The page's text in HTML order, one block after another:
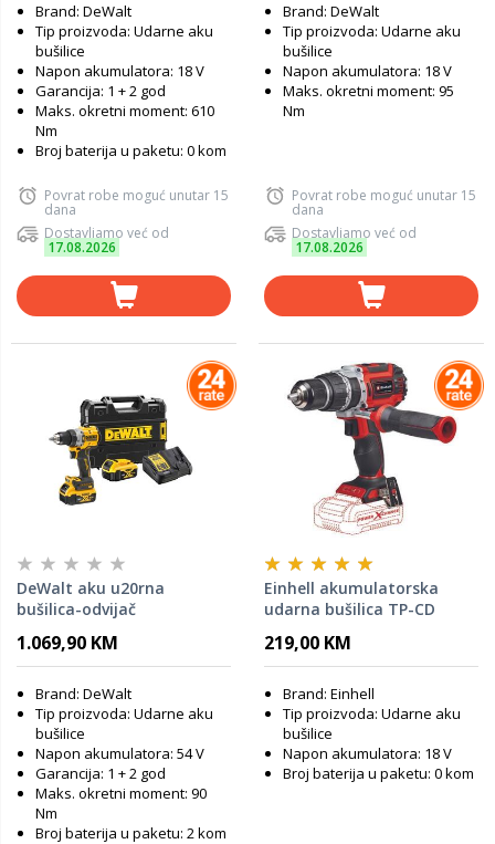
Brand: DeWalt
Tip proizvoda: Udarne aku
bušilice
Napon akumulatora: 18 V
Garancija: 1 + 2 god
Maks. okretni moment: 610
Nm
Broj baterija u paketu: 0 kom
Povrat robe moguć unutar 15
dana
Dostavljamo već od
17.08.2026
Brand: DeWalt
Tip proizvoda: Udarne aku
bušilice
Napon akumulatora: 18 V
Maks. okretni moment: 95
Nm
Povrat robe moguć unutar 15
dana
Dostavljamo već od
17.08.2026
DeWalt aku u20rna
bušilica-odvijač
1.069,90 KM
Brand: DeWalt
Tip proizvoda: Udarne aku
bušilice
Napon akumulatora: 54 V
Garancija: 1 + 2 god
Maks. okretni moment: 90
Nm
Broj baterija u paketu: 2 kom
Einhell akumulatorska
udarna bušilica TP-CD
219,00 KM
Brand: Einhell
Tip proizvoda: Udarne aku
bušilice
Napon akumulatora: 18 V
Broj baterija u paketu: 0 kom